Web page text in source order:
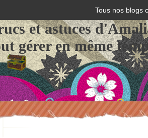
Tous nos blogs
et astuces
gérer en même